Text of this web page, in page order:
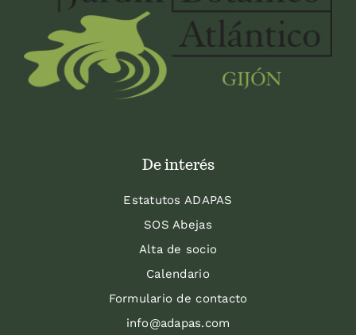
De interés
Estatutos ADAPAS
SOS Abejas
Alta de socio
Calendario
Formulario de contacto
info@adapas.com